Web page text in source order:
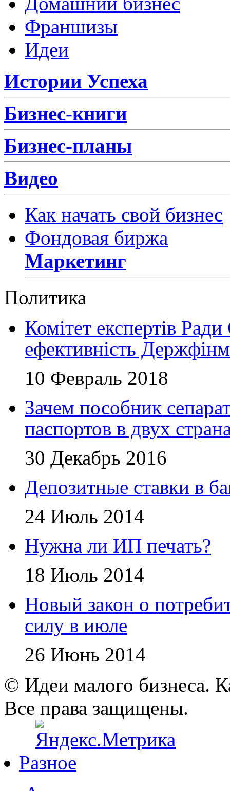
Франшизы
Идеи
Истории Успеха
Бизнес-книги
Бизнес-планы
Видео
Как начать свой бизнес
Фондовая биржа
Маркетинг
Политика
Комітет експертів
ефективність
10 Февраль 2018
Зачем пособник
паспортов в двух
30 Декабрь 2016
Депозитные ставки в
24 Июль 2014
Нужна ли ИП печать?
18 Июль 2014
Новый закон о
силу в июле
26 Июнь 2014
© Идеи малого бизнеса.
Все права защищены.
Разное